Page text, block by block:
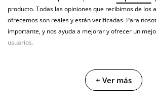
producto. Todas las opiniones que recibimos de los
ofrecemos son reales y están verificadas. Para
importante, y nos ayuda a mejorar y ofrecer un
usuarios.
+ Ver más